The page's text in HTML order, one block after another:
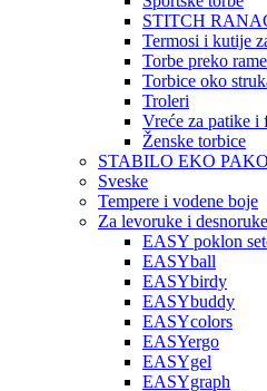
STITCH
Termosi i kutije
Torbe preko
Torbice oko
Troleri
Vreće za patike i
Ženske torbice
STABILO EKO
Sveske
Tempere i vodene boje
Za levoruke i desnoruke
EASY poklon
EASYball
EASYbirdy
EASYbuddy
EASYcolors
EASYergo
EASYgel
EASYgraph